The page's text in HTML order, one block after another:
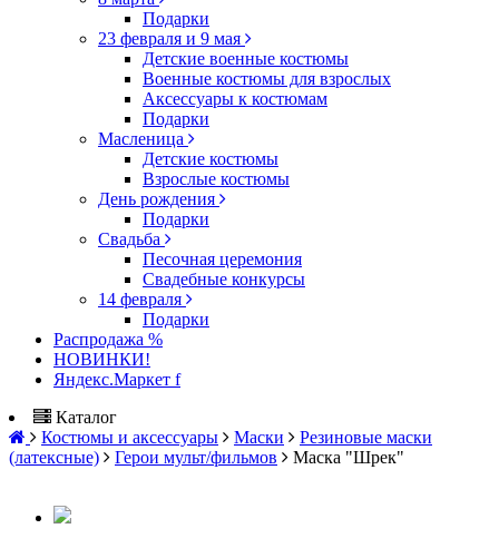
Подарки
23 февраля и 9 мая
Детские военные костюмы
Военные костюмы для взрослых
Аксессуары к костюмам
Подарки
Масленица
Детские костюмы
Взрослые костюмы
День рождения
Подарки
Свадьба
Песочная церемония
Свадебные конкурсы
14 февраля
Подарки
Распродажа %
НОВИНКИ!
Яндекс.Маркет f
Каталог
Костюмы и аксессуары
Маски
Резиновые маски
(латексные)
Герои мульт/фильмов Маска "Шрек"